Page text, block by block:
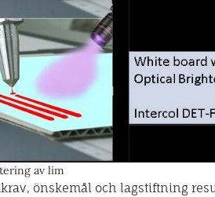
av lim
önskemål och lagstiftning